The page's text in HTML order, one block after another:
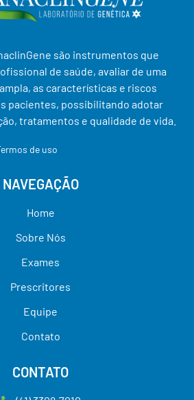
são instrumentos que
de saúde, avaliar de uma
as características e riscos
pacientes, possibilitando adotar
tratamentos e qualidade de vida.
de uso
NAVEGAÇÃO
Home
Sobre Nós
Exames
Prescritores
Equipe
Contato
CONTATO